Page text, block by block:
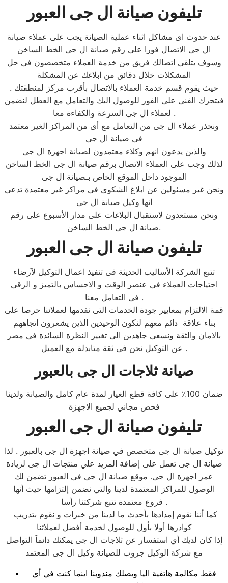
تليفون صيانة ال جى العبور
عند حدوث اى مشاكل اثناء عملية الصيانة يجب على عملاء صيانة
ال جى الاتصال فورا على رقم صيانة ال جى الخط الساخن
وسوف يتلقى اتصالك فريق من خدمة العملاء متخصصون فى حل
المشكلات خلال دقائق من ابلاغك عن المشكلة
. حيث يقوم قسم خدمة العملاء بالاتصال بأقرب مركز لمنطقتك
فيتحرك الفنى على الفور للوصول اليك والتعامل مع العطل لنضمن
لعملاء ال جى السرعة والكفاءة معا .
ونحذر عملاء ال جى من التعامل مع أى من المراكز الغير معتمد
فى صيانة ال جى
والذين يدعون انهم وكلاء معتمدون لصيانة اجهزة ال جى
لذلك وجب على العملاء الاتصال برقم صيانة ال جى الخط الساخن
الموجود داخل الموقع الخاص بـصيانة ال جى
ونحن غير مسئولين عن ابلاغ الشكوى فى مراكز غير معتمدة تدعى
انها وكيل صيانة ال جى
ونحن مستعدون لاستقبال البلاغات على مدار الأسبوع على رقم
صيانة ال جى الخط الساخن.
تليفون صيانة ال جى العبور
تتبع الشركة الأساليب الحديثة فى تنفيذ اعمال التوكيل لآرضاء
احتياجات العملاء فى عنصر الوقت و الاحساس بالتميز و الرقى
فى التعامل معنا .
قمة الالتزام بمعايير جودة الخدمات التى نقدمها لعملائنا حرصا على
بناء علاقة دائم معهم لنكون الوحيدين الذين يشعرون اتجاههم
بالامان والثقة ونسعى جاهدين الى تغيير النظرة السائدة فى مصر
عن التوكيل نحن فى ثقة متابدلة مع العميل .
صيانة ثلاجات ال جى بالعبور
ضمان 100٪ على كافة قطع الغيار لمدة عام كامل والصيانة ولدينا
فحص مجاني لجميع الاجهزة
تليفون صيانة ال جى العبور
توكيل صيانة ال جى متخصص في صيانة اجهزة ال جى بالعبور . لذا
صيانة ال جى تعمل على إضافة المزيد علي منتجات ال جى لزيادة
عمر اجهزة ال جى. موقع صيانة ال جى فى العبور تضمن لك
الوصول للمراكز المعتمدة لدينا والتي نضمن إلتزامها حيث أنها
فروع معتمدة تتبع شركتنا رأسا .
كوادرها أولا بأول للوصول لخدمة أفضل لعملائنا
إذا كان لديك أي استفسار عن ثلاجات ال جى يمكنك دائماَ التواصل
مع شركة الوكيل جروب للصيانة وكيل ال جى المعتمد
فقط مكالمة هاتفية اليا ويصلك مندوبنا اينما كنت في أي